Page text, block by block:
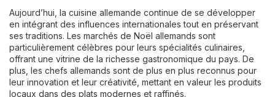
Aujourd’hui, la cuisine allemande continue de se développer
en intégrant des influences internationales tout en préservant
ses traditions. Les marchés de Noël allemands sont
particulièrement célèbres pour leurs spécialités culinaires,
offrant une vitrine de la richesse gastronomique du pays. De
plus, les chefs allemands sont de plus en plus reconnus pour
leur innovation et leur créativité, mettant en valeur les produits
locaux dans des plats modernes et raffinés.